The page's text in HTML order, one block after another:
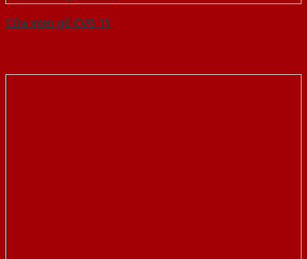
Cửa vòm gỗ CVG 11